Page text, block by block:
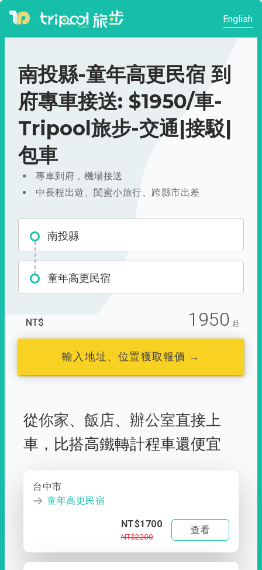
English
南投縣-童年高更民宿 到
府專車接送: $1950/車-
Tripool旅步-交通|接駁|
包車
專車到府，機場接送
中長程出遊、閨蜜小旅行、跨縣市出差
南投縣
童年高更民宿
NT$ 1950 起
輸入地址、位置獲取報價 →
從你家、 飯店、 辦公室直接上
車， 比搭高鐵轉計程車還便宜
台中市
童年高更民宿
NT$1700
NT$2200
查看